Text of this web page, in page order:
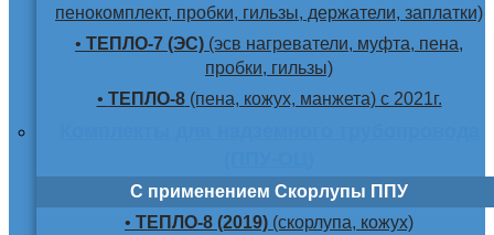
пенокомплект, пробки, гильзы, держатели, заплатки)
• ТЕПЛО-7 (ЭС) (эсв нагреватели, муфта, пена,
пробки, гильзы)
• ТЕПЛО-8(пена, кожух, манжета) с 2021г.
С применением Скорлупы ППУ
• ТЕПЛО-8 (2019) (скорлупа, кожух)